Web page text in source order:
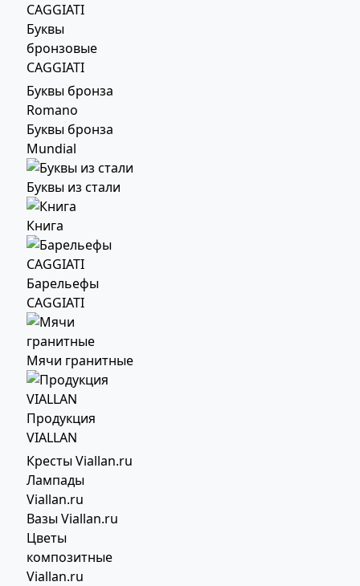
Буквы
бронзовые
CAGGIATI
Буквы бронза
Romano
Буквы бронза
Mundial
Буквы из стали
Книга
Барельефы
CAGGIATI
Мячи гранитные
Продукция
VIALLAN
Кресты Viallan.ru
Лампады
Viallan.ru
Вазы Viallan.ru
Цветы
композитные
Viallan.ru